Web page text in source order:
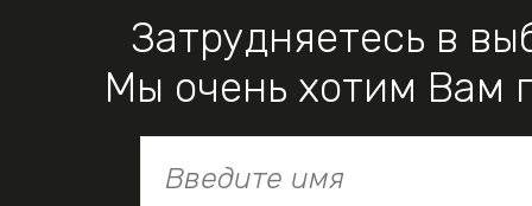
Затрудняетесь в
Мы очень хотим Вам